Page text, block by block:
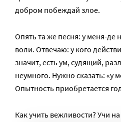
добром побеждай злое.
Опять та же песня: у меня-де
воли. Отвечаю: у кого
значит, есть ум, судящий,
неумного. Нужно сказать: «у
Опытность приобретается
Как учить вежливости? Учи